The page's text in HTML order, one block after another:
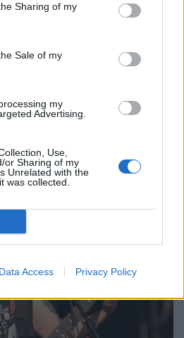
Sharing of my
Sale of my
my
Advertising.
Use,
or Sharing of my
Unrelated with the
was collected.
Data Access Privacy Policy